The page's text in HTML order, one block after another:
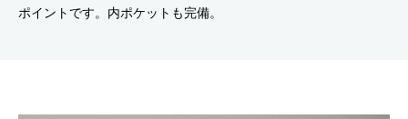
ポイントです。内ポケットも完備。